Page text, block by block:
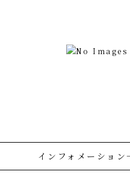
インフォメーション